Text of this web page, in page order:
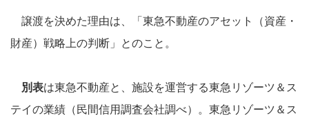
譲渡を決めた理由は、「東急不動産のアセット（資産・
財産）戦略上の判断」とのこと。
別表は東急不動産と、施設を運営する東急リゾーツ＆ス
テイの業績（民間信用調査会社調べ）。東急リゾーツ＆ス